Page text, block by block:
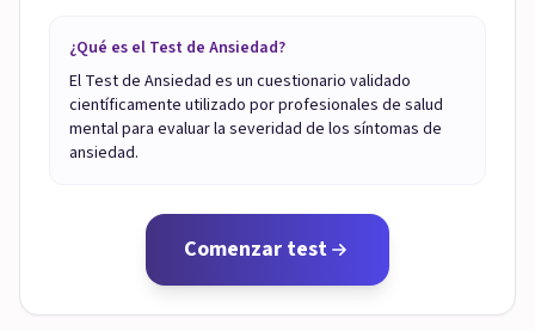
¿Qué es el Test de Ansiedad?
El Test de Ansiedad es un cuestionario validado
científicamente utilizado por profesionales de salud
mental para evaluar la severidad de los síntomas de
ansiedad.
Comenzar test